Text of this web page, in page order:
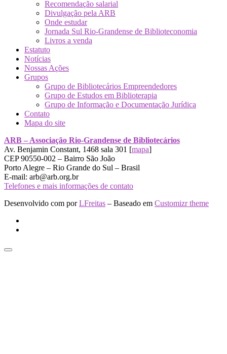
Recomendação salarial
Divulgação pela ARB
Onde estudar
Jornada Sul Rio-Grandense de Biblioteconomia
Livros a venda
Estatuto
Notícias
Nossas Ações
Grupos
Grupo de Bibliotecários Empreendedores
Grupo de Estudos em Biblioterapia
Grupo de Informação e Documentação Jurídica
Contato
Mapa do site
ARB – Associação Rio-Grandense de Bibliotecários
Av. Benjamin Constant, 1468 sala 301 [mapa]
CEP 90550-002 – Bairro São João
Porto Alegre – Rio Grande do Sul – Brasil
E-mail: arb@arb.org.br
Telefones e mais informações de contato
Desenvolvido com porLFreitas – Baseado em Customizr theme